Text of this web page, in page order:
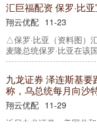
汇巨福配资 保罗·比
翔云优配 11-23
△保罗·比亚（资料图）
麦隆总统保罗·比亚在该
九龙证券 泽连斯基
称，乌总统每月向沙
翔云优配 11-29
近日九龙证券，美国共